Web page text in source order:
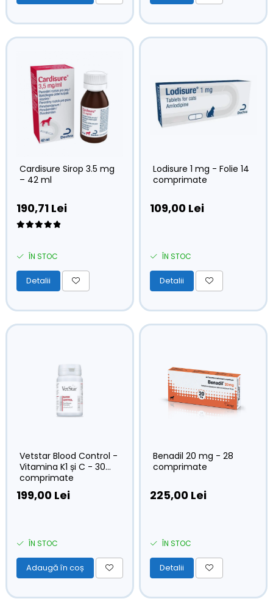
Cardisure Sirop 3.5 mg
– 42 ml
190,71 Lei
ÎN STOC
Detalii
Lodisure 1 mg - Folie 14
comprimate
109,00 Lei
ÎN STOC
Detalii
Vetstar Blood Control -
Vitamina K1 și C - 30
comprimate
199,00 Lei
ÎN STOC
Adaugă în coș
Benadil 20 mg - 28
comprimate
225,00 Lei
ÎN STOC
Detalii